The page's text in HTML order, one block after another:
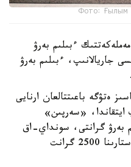
Фото: Ғылым
مەملەكەتتىك ءبىلىم بەرۋ
جاريالانىپ، ءبىلىم بەرۋ
ەتۋگە باعىتتالعان ارنايى
ايتقاندا، «سەرپىن»
اياسىندا 2180 ءبىلىم بەرۋ گرانتى، سونداي-اق
ەلىمىزدىڭ باتىس وڭىرلەرىنىڭ جاستارىنا 2500 گرانت